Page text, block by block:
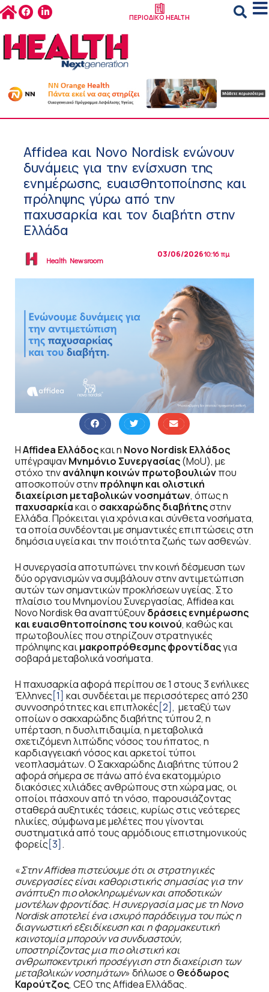
ΠΕΡΙΟΔΙΚΟ HEALTH
Affidea και Novo Nordisk ενώνουν
δυνάμεις για την ενίσχυση της
ενημέρωσης, ευαισθητοποίησης και
πρόληψης γύρω από την
παχυσαρκία και τον διαβήτη στην
Ελλάδα
Health Newsroom
03/06/202610:16 πμ
ΗAffidea Ελλάδοςκαι η Novo Nordisk Ελλάδος
υπέγραψανΜνημόνιο Συνεργασίας(MoU), με
στόχο τηνανάληψη κοινών πρωτοβουλιώνπου
αποσκοπούν στηνπρόληψη και ολιστική
διαχείριση μεταβολικών νοσημάτων, όπως η
παχυσαρκίακαι ο σακχαρώδης διαβήτηςστην
Ελλάδα. Πρόκειται για χρόνια και σύνθετα νοσήματα,
τα οποία συνδέονται με σημαντικές επιπτώσεις στη
δημόσια υγεία και την ποιότητα ζωής των ασθενών.
Η συνεργασία αποτυπώνει την κοινή δέσμευση των
δύο οργανισμών να συμβάλουν στην αντιμετώπιση
αυτών των σημαντικών προκλήσεων υγείας. Στο
πλαίσιο του Μνημονίου Συνεργασίας, Affidea και
Novo Nordisk θα αναπτύξουνδράσεις ενημέρωσης
και ευαισθητοποίησης του κοινού, καθώς και
πρωτοβουλίες που στηρίζουν στρατηγικές
πρόληψης καιμακροπρόθεσμης φροντίδαςγια
σοβαρά μεταβολικά νοσήματα.
Η παχυσαρκία αφορά περίπου σε 1 στους 3 ενήλικες
Έλληνες[1] και συνδέεται με περισσότερες από 230
συννοσηρότητες και επιπλοκές[2], μεταξύ των
οποίων ο σακχαρώδης διαβήτης τύπου 2, η
υπέρταση, η δυσλιπιδαιμία, η μεταβολικά
σχετιζόμενη λιπώδης νόσος του ήπατος, η
καρδιαγγειακή νόσος και αρκετοί τύποι
νεοπλασμάτων. Ο Σακχαρώδης Διαβήτης τύπου 2
αφορά σήμερα σε πάνω από ένα εκατομμύριο
διακόσιες χιλιάδες ανθρώπους στη χώρα μας, οι
οποίοι πάσχουν από τη νόσο, παρουσιάζοντας
σταθερά αυξητικές τάσεις, κυρίως στις νεότερες
ηλικίες, σύμφωνα με μελέτες που γίνονται
συστηματικά από τους αρμόδιους επιστημονικούς
φορείς[3] .
«Στην Affidea πιστεύουμε ότι οι στρατηγικές
συνεργασίες είναι καθοριστικής σημασίας για την
ανάπτυξη πιο ολοκληρωμένων και αποδοτικών
μοντέλων φροντίδας. Η συνεργασία μας με τη Novo
Nordisk αποτελεί ένα ισχυρό παράδειγμα του πώς η
διαγνωστική εξειδίκευση και η φαρμακευτική
καινοτομία μπορούν να συνδυαστούν,
υποστηρίζοντας μια πιο ολιστική και
ανθρωποκεντρική προσέγγιση στη διαχείριση των
μεταβολικών νοσημάτων» δήλωσε ο Θεόδωρος
Καρούτζος, CEO της Affidea Ελλάδας.